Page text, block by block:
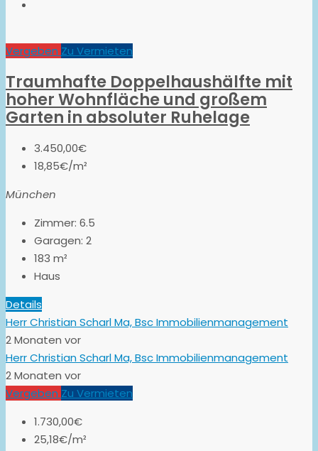
Vergeben Zu Vermieten
Traumhafte Doppelhaushälfte mit
hoher Wohnfläche und großem
Garten in absoluter Ruhelage
3.450,00€
18,85€/m²
München
Zimmer: 6.5
Garagen: 2
183 m²
Haus
Details
Herr Christian Scharl Ma, Bsc Immobilienmanagement
2 Monaten vor
Herr Christian Scharl Ma, Bsc Immobilienmanagement
2 Monaten vor
Vergeben Zu Vermieten
1.730,00€
25,18€/m²